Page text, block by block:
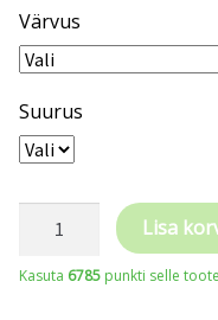
Värvus
Suurus
Sara
Lisa
Kasuta 6785 punkti selle